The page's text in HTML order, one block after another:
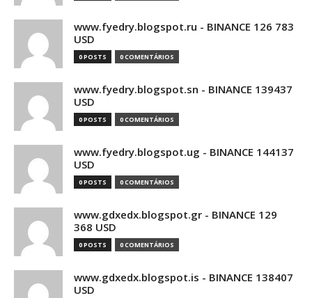
www.fyedry.blogspot.ru - BINANCE 126 783
USD
0 POSTS 0 COMENTÁRIOS
www.fyedry.blogspot.sn - BINANCE 139437
USD
0 POSTS 0 COMENTÁRIOS
www.fyedry.blogspot.ug - BINANCE 144137
USD
0 POSTS 0 COMENTÁRIOS
www.gdxedx.blogspot.gr - BINANCE 129
368 USD
0 POSTS 0 COMENTÁRIOS
www.gdxedx.blogspot.is - BINANCE 138407
USD